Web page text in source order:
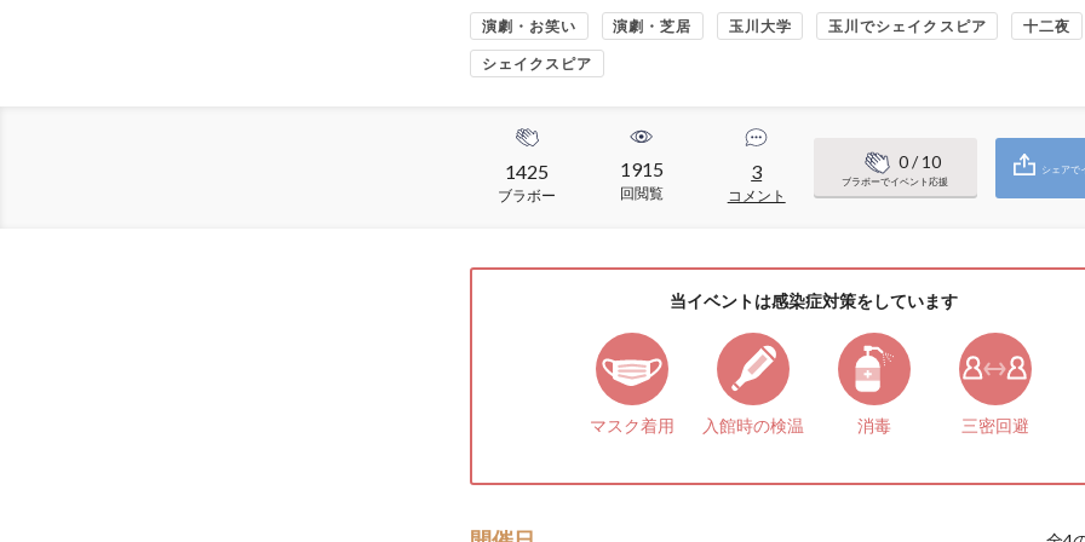
演劇・お笑い 演劇・芝居 玉川大学 玉川でシェイクスピア 十二夜
シェイクスピア
1425
ブラボー
1915
回閲覧
3
コメント
0/ 10
ブラボーでイベント応援
シェアで
当イベントは感染症対策をしています
マスク着用 入館時の検温 消毒 三密回避